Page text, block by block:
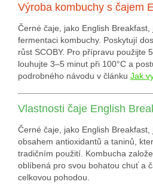
Výroba kombuchy s čajem
Černé čaje, jako English
fermentaci kombuchy. Poskytují
růst SCOBY. Pro přípravu použijte
louhujte 3–5 minut při 100°C a
podrobného návodu v článku Jak
Vlastnosti čaje English
Černé čaje, jako English Breakfast,
obsahem antioxidantů a taninů,
tradičním použití. Kombucha
oblíbená pro svou bohatou chuť a
celkovou pohodou.